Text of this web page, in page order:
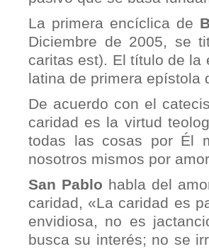
La primera encíclica de
Diciembre de 2005, se
caritas est). El título de la
latina de primera epístola
De acuerdo con el
caridad es la virtud
todas las cosas por Él
nosotros mismos por
San Pablo habla del
caridad, «La caridad es
envidiosa, no es
busca su interés; no se